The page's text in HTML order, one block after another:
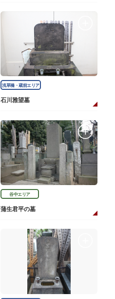
浅草橋・蔵前エリア
石川雅望墓
谷中エリア
蒲生君平の墓